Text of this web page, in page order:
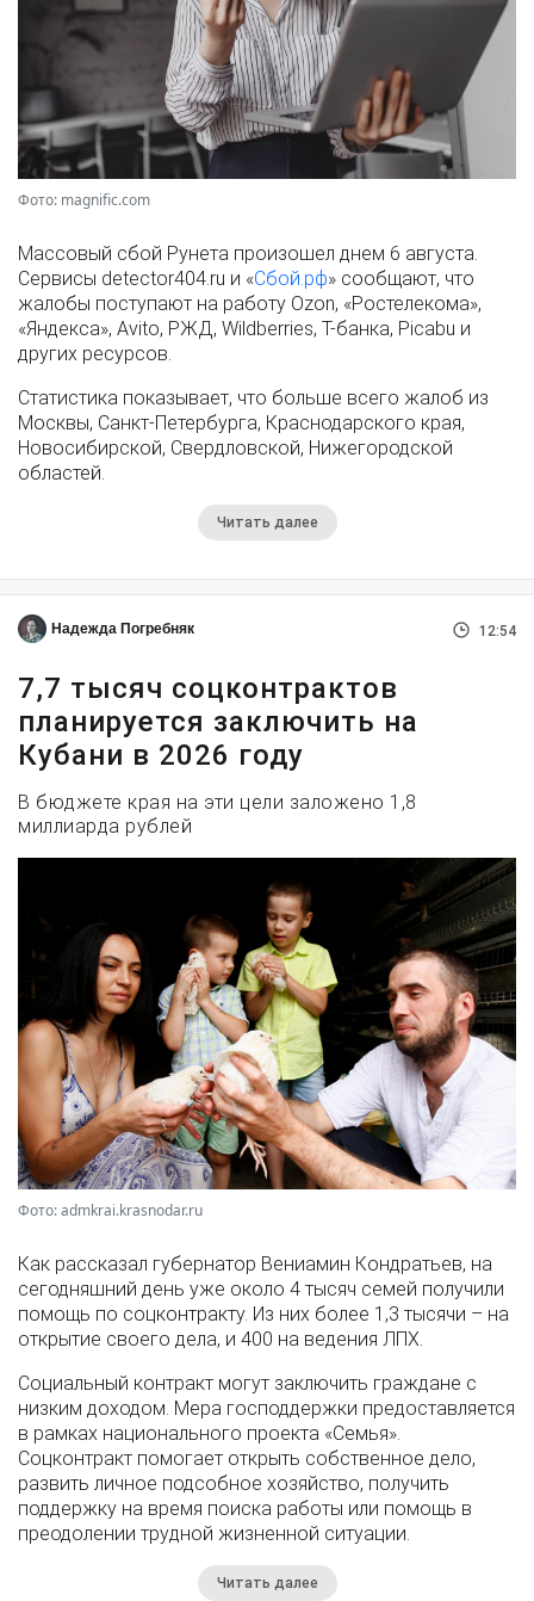
Фото: magnific.com
Массовый сбой Рунета произошел днем 6 августа.
Сервисы detector404.ru и «Сбой.рф» сообщают, что
жалобы поступают на работу Ozon, «Ростелекома»,
«Яндекса», Avito, РЖД, Wildberries, Т-банка, Picabu и
других ресурсов.
Статистика показывает, что больше всего жалоб из
Москвы, Санкт-Петербурга, Краснодарского края,
Новосибирской, Свердловской, Нижегородской
областей.
Читать далее
Надежда Погребняк 12:54
7,7 тысяч соцконтрактов
планируется заключить на
Кубани в 2026 году
В бюджете края на эти цели заложено 1,8
миллиарда рублей
Фото: admkrai.krasnodar.ru
Как рассказал губернатор Вениамин Кондратьев, на
сегодняшний день уже около 4 тысяч семей получили
помощь по соцконтракту. Из них более 1,3 тысячи – на
открытие своего дела, и 400 на ведения ЛПХ.
Социальный контракт могут заключить граждане с
низким доходом. Мера господдержки предоставляется
в рамках национального проекта «Семья».
Соцконтракт помогает открыть собственное дело,
развить личное подсобное хозяйство, получить
поддержку на время поиска работы или помощь в
преодолении трудной жизненной ситуации.
Читать далее